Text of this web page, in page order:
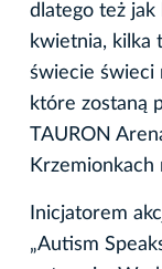
dlatego też jak
kwietnia, kilka
świecie świeci
które zostaną
TAURON
Krzemionkach
Inicjatorem
„Autism